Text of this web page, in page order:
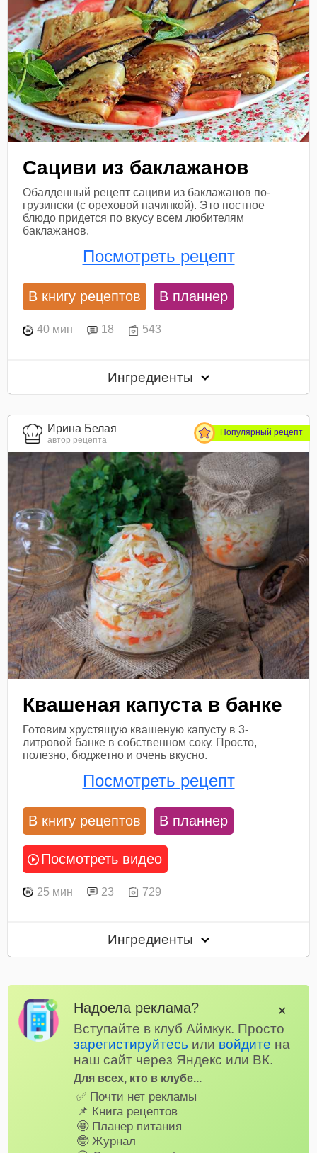
Сациви из баклажанов
Обалденный рецепт сациви из баклажанов по-
грузински (с ореховой начинкой). Это постное
блюдо придется по вкусу всем любителям
баклажанов.
Посмотреть рецепт
В книгу рецептов В планнер
40 мин 18 543
Ингредиенты
Ирина Белая
автор рецепта
Популярный рецепт
Квашеная капуста в банке
Готовим хрустящую квашеную капусту в 3-
литровой банке в собственном соку. Просто,
полезно, бюджетно и очень вкусно.
Посмотреть рецепт
В книгу рецептов В планнер
Посмотреть видео
25 мин 23 729
Ингредиенты
Надоела реклама?
Вступайте в клуб Аймкук. Просто
зарегистируйтесь или войдите на
наш сайт через Яндекс или ВК.
Для всех, кто в клубе...
✅ Почти нет рекламы
📌 Книга рецептов
🤩 Планер питания
🤓 Журнал
✕